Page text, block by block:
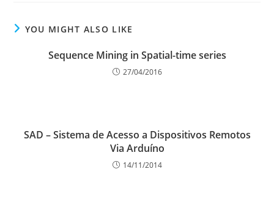
YOU MIGHT ALSO LIKE
Sequence Mining in Spatial-time series
27/04/2016
SAD – Sistema de Acesso a Dispositivos Remotos
Via Arduíno
14/11/2014